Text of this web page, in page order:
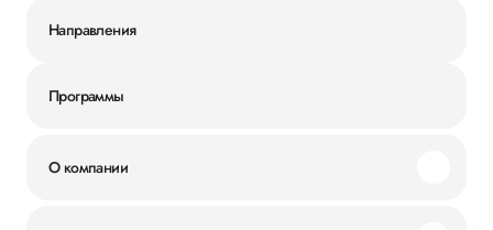
Направления
Программы
О компании